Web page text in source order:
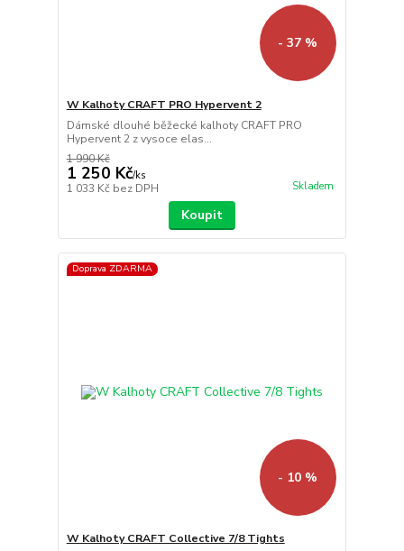
- 37 %
W Kalhoty CRAFT PRO Hypervent 2
Dámské dlouhé běžecké kalhoty CRAFT PRO
Hypervent 2 z vysoce elas...
1 990 Kč
1 250 Kč/ks
1 033 Kč bez DPH Skladem
Koupit
Doprava ZDARMA
- 10 %
W Kalhoty CRAFT Collective 7/8 Tights